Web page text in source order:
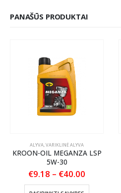
PANAŠŪS PRODUKTAI
ALYVA,VARIKLINĖ ALYVA
KROON-OIL MEGANZA LSP
5W-30
€9.18 – €40.00
This product has multiple variants. The options may be chosen on the product page